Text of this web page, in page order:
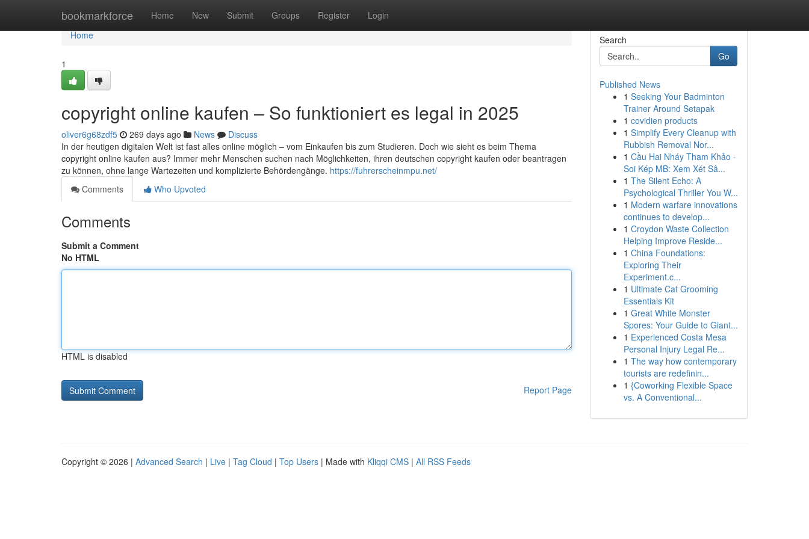
bookmarkforce Home New Submit Groups Register Login
Home
Home
1
copyright online kaufen – So funktioniert es legal in 2025
oliver6g68zdf5 269 days ago News
Discuss
In der heutigen digitalen Welt ist fast alles online möglich – vom Einkaufen bis zum Studieren. Doch wie sieht es beim Thema
copyright online kaufen aus? Immer mehr Menschen suchen nach Möglichkeiten, ihren deutschen copyright kaufen oder beantragen
zu können, ohne lange Wartezeiten und komplizierte Behördengänge. https://fuhrerscheinmpu.net/
Comments
Who Upvoted
Comments
Submit a Comment
No HTML
HTML is disabled
Report Page
Search
Go
Published News
1 Seeking Your Badminton
Trainer Around Setapak
1 covidien products
1 Simplify Every Cleanup with
Rubbish Removal Nor...
1 Cầu Hai Nháy Tham Khảo -
Soi Kép MB: Xem Xét Sâ...
1 The Silent Echo: A
Psychological Thriller You W...
1 Modern warfare innovations
continues to develop...
1 Croydon Waste Collection
Helping Improve Reside...
1 China Foundations:
Exploring Their
Experiment.c...
1 Ultimate Cat Grooming
Essentials Kit
1 Great White Monster
Spores: Your Guide to Giant...
1 Experienced Costa Mesa
Personal Injury Legal Re...
1 The way how contemporary
tourists are redefinin...
1 {Coworking Flexible Space
vs. A Conventional...
Copyright © 2026 | Advanced Search | Live | Tag Cloud | Top Users | Made with Kliqqi CMS | All RSS Feeds